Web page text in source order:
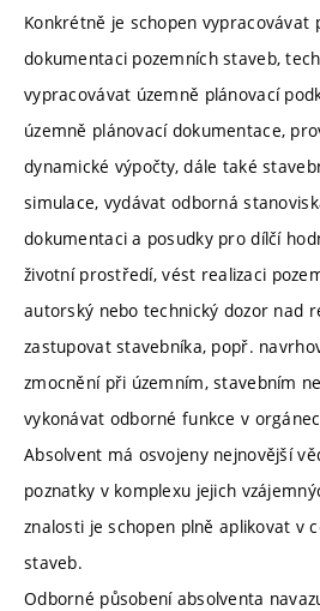
Konkrétně je schopen vypracovávat
dokumentaci pozemních staveb,
vypracovávat územně plánovací
územně plánovací dokumentace,
dynamické výpočty, dále také
simulace, vydávat odborná
dokumentaci a posudky pro dílčí
životní prostředí, vést realizaci
autorský nebo technický dozor nad
zastupovat stavebníka, popř.
zmocnění při územním, stavebním
vykonávat odborné funkce v
Absolvent má osvojeny nejnovější
poznatky v komplexu jejich
znalosti je schopen plně aplikovat v
staveb.
Odborné působení absolventa